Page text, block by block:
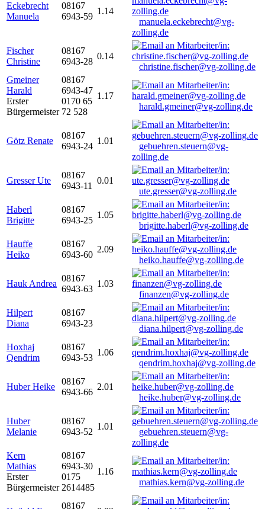
Eckebrecht
Manuela
08167
6943-59
1.14
manuela.eckebrecht@vg-
zolling.de
Fischer
Christine
08167
6943-28
0.14
christine.fischer@vg-zolling.de
Gmeiner
Harald
Erster
Bürgermeister
08167
6943-47
0170 65
72 528
1.17
harald.gmeiner@vg-zolling.de
Götz Renate
08167
6943-24
1.01
gebuehren.steuern@vg-
zolling.de
Gresser Ute
08167
6943-11
0.01
ute.gresser@vg-zolling.de
Haberl
Brigitte
08167
6943-25
1.05
brigitte.haberl@vg-zolling.de
Hauffe
Heiko
08167
6943-60
2.09
heiko.hauffe@vg-zolling.de
Hauk Andrea
08167
6943-63
1.03
finanzen@vg-zolling.de
Hilpert
Diana
08167
6943-23
diana.hilpert@vg-zolling.de
Hoxhaj
Qendrim
08167
6943-53
1.06
qendrim.hoxhaj@vg-zolling.de
Huber Heike
08167
6943-66
2.01
heike.huber@vg-zolling.de
Huber
Melanie
08167
6943-52
1.01
gebuehren.steuern@vg-
zolling.de
Kern
Mathias
Erster
Bürgermeister
08167
6943-30
0175
2614485
1.16
mathias.kern@vg-zolling.de
08167